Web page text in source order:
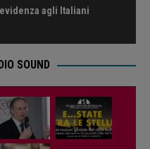
agli Italiani
SOUND